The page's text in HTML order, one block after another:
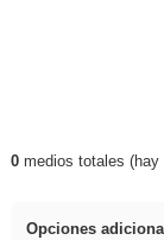
Resultados
0medios totales (hay
Opciones